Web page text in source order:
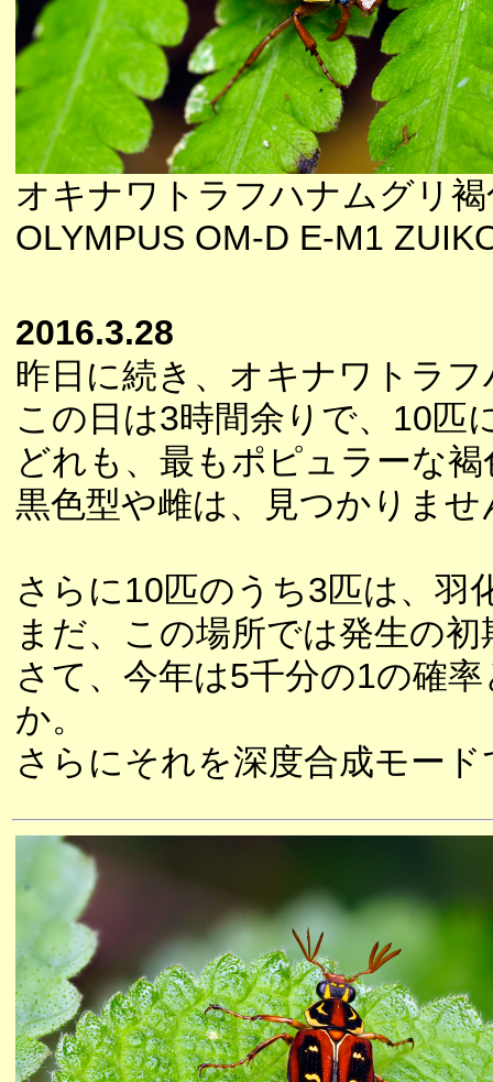
オキナワトラフハナムグリ
OLYMPUS OM-D E-M1
2016.3.28
昨日に続き、オキナワトラ
この日は3時間余りで、10匹
どれも、最もポピュラーな
黒色型や雌は、見つかりま
さらに10匹のうち3匹は、羽
まだ、この場所では発生の
さて、今年は5千分の1の確
か。
さらにそれを深度合成モー